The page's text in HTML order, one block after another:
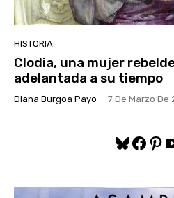
HISTORIA
Clodia, una mujer
adelantada a su tiempo
Diana Burgoa Payo - 7 De Marzo De
Bluesky